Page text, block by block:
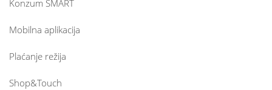
Konzum SMART
Mobilna aplikacija
Plaćanje režija
Shop&Touch